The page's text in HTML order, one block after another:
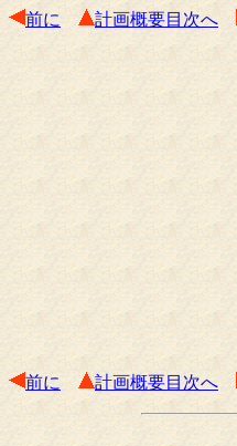
前に 計画概要目次へ
前に 計画概要目次へ